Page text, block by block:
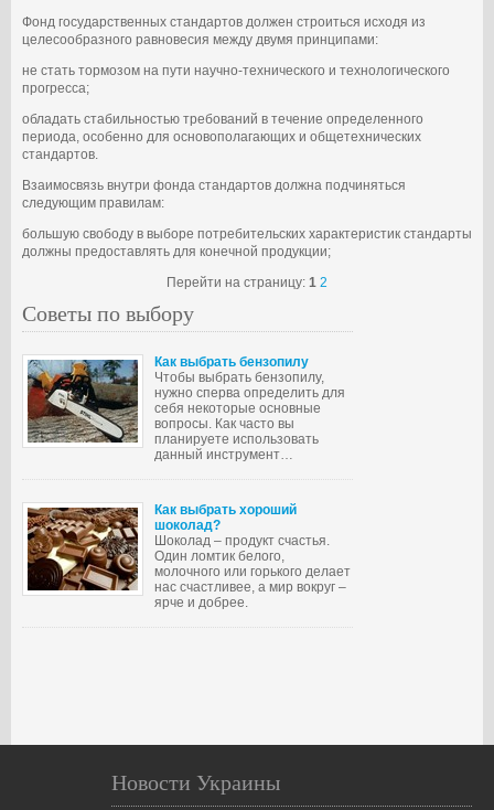
Фонд государственных стандартов должен строиться исходя из
целесообразного равновесия между двумя принципами:
не стать тормозом на пути научно-технического и технологического
прогресса;
обладать стабильностью требований в течение определенного
периода, особенно для основополагающих и общетехнических
стандартов.
Взаимосвязь внутри фонда стандартов должна подчиняться
следующим правилам:
большую свободу в выборе потребительских характеристик стандарты
должны предоставлять для конечной продукции;
Перейти на страницу: 1 2
Советы по выбору
Как выбрать бензопилу
Чтобы выбрать бензопилу,
нужно сперва определить для
себя некоторые основные
вопросы. Как часто вы
планируете использовать
данный инструмент…
Как выбрать хороший
шоколад?
Шоколад – продукт счастья.
Один ломтик белого,
молочного или горького делает
нас счастливее, а мир вокруг –
ярче и добрее.
Новости Украины